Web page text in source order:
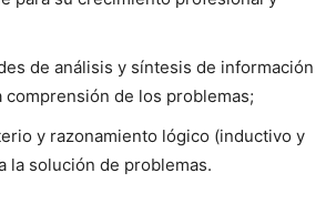
de análisis y síntesis de información
comprensión de los problemas;
y razonamiento lógico (inductivo y
la solución de problemas.